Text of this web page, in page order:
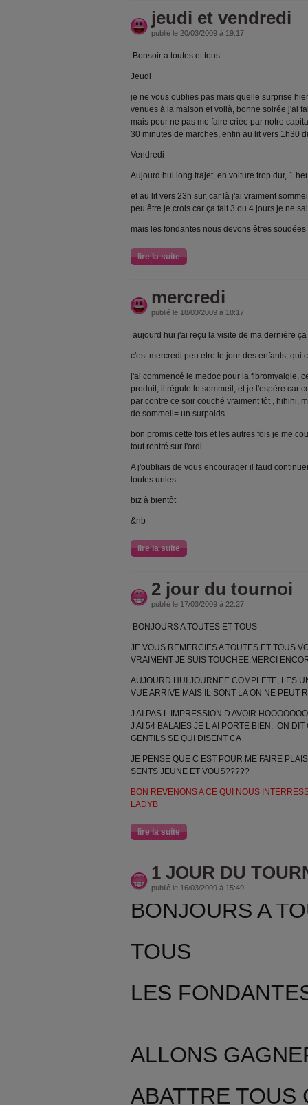
jeudi et vendredi
publié le 20/03/2009 à 19:17
Bonsoir a toutes et tous
Jeudi
je ne vous oublies pas mais quelle surprise
venues à la maison et voilà, bonne soirée j'ai
mais pour ne pas me faire criée par notre
30 minutes de marches, enfin au lit vers 1h30
Vendredi
Aujourd hui long trajet, en voiture trop dur, 1
et au lit vers 23h sur, car là j'ai vraiment
peu être je crois car ça fait 3 ou 4 jours je ne
mais les fondantes nous devons êtres
lire la suite
mercredi
publié le 18/03/2009 à 18:17
aujourd hui j'ai reçu la visite de ma dernière
c'est mercredi peu etre le jour des enfants, qui
j'ai commencé le medoc pour la fibromyalgie,
produit, il régule le sommeil, et je l'espère car
par contre ce soir couché vraiment tôt , hihihi,
de sommeil= un surpoids
bon promis cette fois et les autres fois je me
tout rentré sur l'ordi
A j'oubliais de vous encourager il faud
toutes unies
biz à bientôt
&nb
lire la suite
2 jour du tournoi
publié le 17/03/2009 à 22:27
BONJOURS A TOUTES ET TOUS
JE VOUS REMERCIES A TOUTES ET TOUS
VRAIMENT JE SUIS TOUCHEE.MERCI
AUJOURD HUI JOURNEE COMPLETE, LES
VUE ARRIVE MAIS IL SONT LA ON NE PEUT
J AI PAS L IMPRESSION D AVOIR
J AI 54 BALAIES JE L AI PORTE BIEN, ON DIT
GENTILS SE QUI DISENT CA
JE PENSE QUE C EST POUR ME FAIRE
SENTS JEUNE ET VOUS?????
BON REVENONS A CE QUI NOUS
LADYB
lire la suite
1 JOUR DU
publié le 16/03/2009 à 15:49
BONJOURS A
TOUS
LES
ALLONS
ABATTRE TOUS